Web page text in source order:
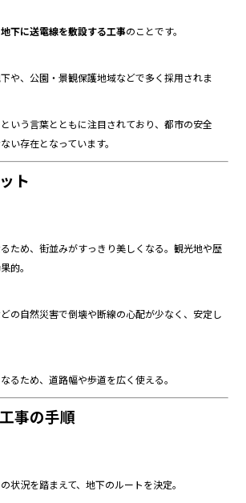
地下に送電線を敷設する工事のことです。
や、公園・景観保護地域などで多く採用されま
いう言葉とともに注目されており、都市の安全
い存在となっています。
ト
ため、街並みがすっきり美しくなる。観光地や歴
的。
の自然災害で倒壊や断線の心配が少なく、安定し
るため、道路幅や歩道を広く使える。
事の手順
状況を踏まえて、地下のルートを決定。